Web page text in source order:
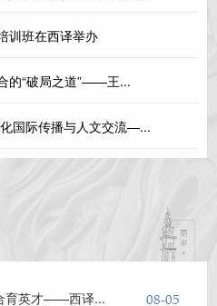
训班在西译举办
的“破局之道”——王...
国际传播与人文交流—...
08-05
育英才——西译...